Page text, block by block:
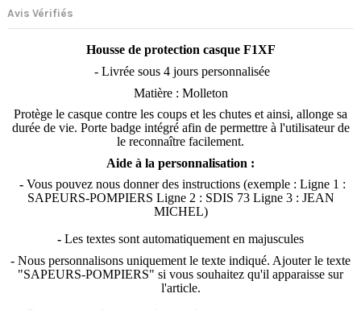
Avis Vérifiés
Housse de protection casque F1XF
- Livrée sous 4 jours personnalisée
Matière : Molleton
Protège le casque contre les coups et les chutes et ainsi, allonge sa
durée de vie. Porte badge intégré afin de permettre à l'utilisateur de
le reconnaître facilement.
Aide à la personnalisation :
-Vous pouvez nous donner des instructions (exemple : Ligne 1 :
SAPEURS-POMPIERS Ligne 2 : SDIS 73 Ligne 3 : JEAN
MICHEL)
- Les textes sont automatiquement en majuscules
- Nous personnalisons uniquement le texte indiqué. Ajouter le texte
"SAPEURS-POMPIERS" si vous souhaitez qu'il apparaisse sur
l'article.